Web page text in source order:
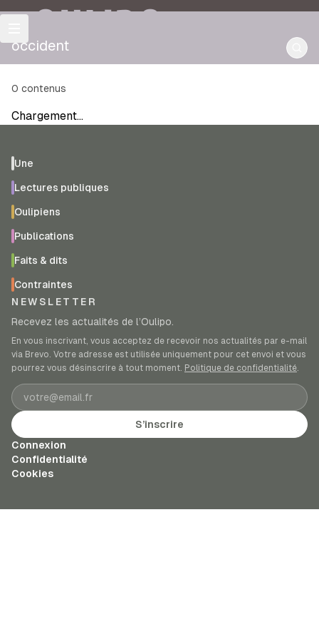
OULIPO
occident
0 contenus
Chargement…
Une
Lectures publiques
Oulipiens
Publications
Faits & dits
Contraintes
NEWSLETTER
Recevez les actualités de l’Oulipo.
En vous inscrivant, vous acceptez de recevoir nos actualités par e-mail
via Brevo. Votre adresse est utilisée uniquement pour cet envoi et vous
pourrez vous désinscrire à tout moment. Politique de confidentialité.
Adresse e-mail
S’inscrire
Connexion
Confidentialité
Cookies